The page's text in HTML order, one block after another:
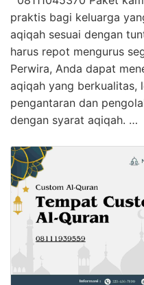
praktis bagi keluarga
aqiqah sesuai dengan
harus repot mengurus
Perwira, Anda dapat
aqiqah yang berkualitas,
pengantaran dan
dengan syarat aqiqah. …